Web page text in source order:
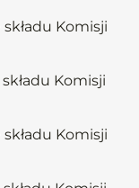
Komisji
Komisji
Komisji